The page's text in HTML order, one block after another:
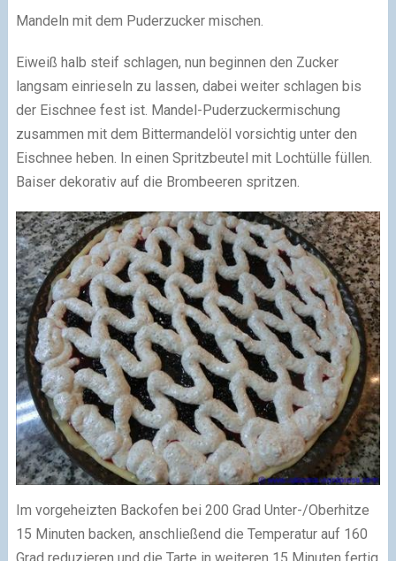
Mandeln mit dem Puderzucker mischen.
Eiweiß halb steif schlagen, nun beginnen den Zucker
langsam einrieseln zu lassen, dabei weiter schlagen bis
der Eischnee fest ist. Mandel-Puderzuckermischung
zusammen mit dem Bittermandelöl vorsichtig unter den
Eischnee heben. In einen Spritzbeutel mit Lochtülle füllen.
Baiser dekorativ auf die Brombeeren spritzen.
Im vorgeheizten Backofen bei 200 Grad Unter-/Oberhitze
15 Minuten backen, anschließend die Temperatur auf 160